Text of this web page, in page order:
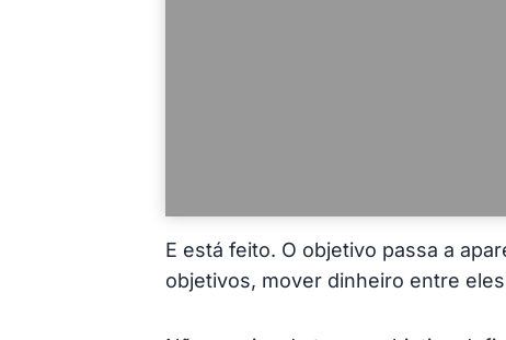
E está feito. O objetivo passa a
objetivos, mover dinheiro entre